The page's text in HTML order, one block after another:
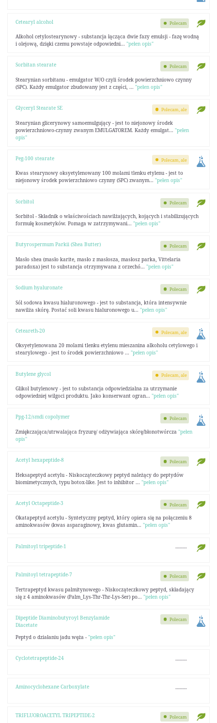
Cetearyl alcohol
Alkohol cetylostearynowy - substancja łącząca dwie fazy emulsji - fazę wodną
i olejową, dzięki czemu powstaje odpowiedni... "pełen opis"
Polecam
Sorbitan stearate
Stearynian sorbitanu - emulgator W/O czyli środek powierzchniowo czynny
(SPC). Każdy emulgator zbudowany jest z części, ... "pełen opis"
Polecam
Glyceryl Stearate SE
Stearynian glicerynowy samoemulgujący - jest to niejonowy środek
powierzchniowo-czynny zwanym EMULGATOREM. Każdy emulgat... "pełen
opis"
Polecam, ale
Peg-100 stearate
Kwas stearynowy oksyetylenowany 100 molami tlenku etylenu - jest to
niejonowy środek powierzchniowo czynny (SPC) zwanym... "pełen opis"
Polecam, ale
Sorbitol
Sorbitol - Składnik o właściwościach nawilżających, kojących i stabilizujących
formułę kosmetyków. Pomaga w zatrzymywani... "pełen opis"
Polecam
Butyrospermum Parkii (Shea Butter)
Masło shea (masło karite, masło z masłosza, masłosz parka, Vittelaria
paradoxa) jest to substancja otrzymywana z orzechó... "pełen opis"
Polecam
Sodium hyaluronate
Sól sodowa kwasu hialuronowego - jest to substancja, która intensywnie
nawilża skórę. Postać soli kwasu hialuronowego u... "pełen opis"
Polecam
Ceteareth-20
Oksyetylenowana 20 molami tlenku etylenu mieszanina alkoholu cetylowego i
stearylowego - jest to środek powierzchniowo ... "pełen opis"
Polecam, ale
Butylene glycol
Glikol butylenowy - jest to substancja odpowiedzialna za utrzymanie
odpowiedniej wilgoci produktu. Jako konserwant ogran... "pełen opis"
Polecam, ale
Ppg-12/smdi copolymer
Zmiękczająca/utrwalająca fryzurę/ odżywiająca skórę/błonotwórcza "pełen
opis"
Polecam
Acetyl hexapeptide-8
Heksapeptyd acetylu - Niskocząteczkowy peptyd należący do peptydów
biomimetycznych, typu botox-like. Jest to inhibitor ... "pełen opis"
Polecam
Acetyl Octapeptide-3
Okatapeptyd acetylu - Syntetyczny peptyd, który opiera się na połączeniu 8
aminokwasów (kwas asparaginowy, kwas glutamin... "pełen opis"
Polecam
Palmitoyl tripeptide-1 --------
Palmitoyl tetrapeptide-7
Tertrapeptyd kwasu palmitynowego - Niskocząteczkowy peptyd, składający
się z 4 aminokwasów (Palm_Lys-Thr-Thr-Lys-Ser) po... "pełen opis"
Polecam
Dipeptide Diaminobutyroyl Benzylamide
Diacetate
Peptyd o działaniu jadu węża - "pełen opis"
Polecam
Cyclotetrapeptide-24 --------
Aminocyclohexane Carboxylate --------
TRIFLUOROACETYL TRIPEPTIDE-2 Polecam